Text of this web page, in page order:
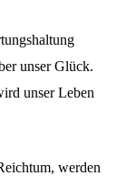
unser Glück.
unser Leben
werden